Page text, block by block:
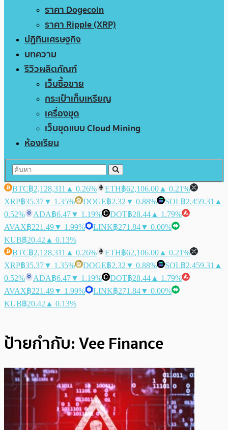
ราคา Dogecoin
ราคา Ripple (XRP)
ปฏิทินเศรษฐกิจ
บทความ
รีวิวผลิตภัณฑ์
เว็บซื้อขาย
กระเป๋าเก็บเหรียญ
เครื่องขุด
เว็บขุดแบบ Cloud Mining
ห้องเรียน
BTC฿2,128,311 ▲ 0.26% ETH฿62,106.00 ▲ 0.21%
XRP฿35.37▼ 1.35% DOGE฿2.32 ▼ 0.88% SOL฿2,459.31 ▲
0.52%
ADA฿6.47▼ 1.19% DOT฿28.44 ▲ 1.79%
AVAX฿221.49▼ 1.99% LINK฿271.84▼ 0.00%
KUB฿20.42 ▲ 0.13%
BTC฿2,128,311 ▲ 0.26% ETH฿62,106.00 ▲ 0.21%
XRP฿35.37▼ 1.35% DOGE฿2.32 ▼ 0.88% SOL฿2,459.31 ▲
0.52%
ADA฿6.47▼ 1.19% DOT฿28.44 ▲ 1.79%
AVAX฿221.49▼ 1.99% LINK฿271.84▼ 0.00%
KUB฿20.42 ▲ 0.13%
ป้ายกำกับ:Vee Finance